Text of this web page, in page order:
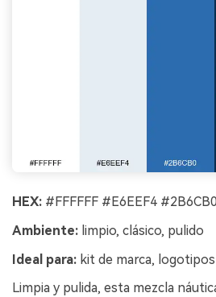
HEX: #FFFFFF #E6EEF4
Ambiente: limpio, clásico, pulido
Ideal para: kit de marca,
Limpia y pulida, esta mezcla